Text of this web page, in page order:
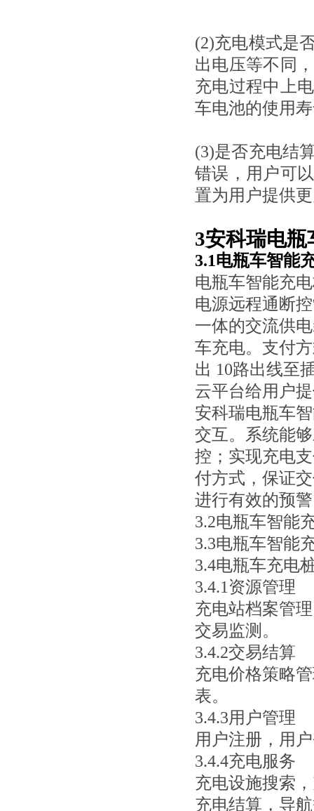
(2)充电模式是
出电压等不同
充电过程中上
车电池的使用
(3)是否充电结
错误，用户可
置为用户提供
3安科瑞电瓶
3.1电瓶车智能
电瓶车智能充
电源远程通断
一体的交流供
车充电。支付
出 10路出线至
云平台给用户
安科瑞电瓶车
交互。系统能
控；实现充电
付方式，保证
进行有效的预
3.2电瓶车智能
3.3电瓶车智能
3.4电瓶车充电
3.4.1资源管理
充电站档案管
交易监测。
3.4.2交易结算
充电价格策略
表。
3.4.3用户管理
用户注册，用
3.4.4充电服务
充电设施搜索
充电结算，导